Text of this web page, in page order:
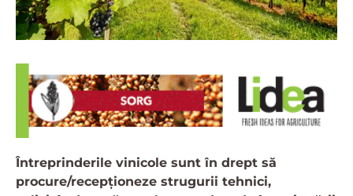
Întreprinderile vinicole sunt în drept să
procure/recepționeze strugurii tehnici,